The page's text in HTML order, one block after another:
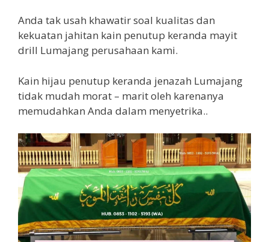
Anda tak usah khawatir soal kualitas dan
kekuatan jahitan kain penutup keranda mayit
drill Lumajang perusahaan kami.
Kain hijau penutup keranda jenazah Lumajang
tidak mudah morat – marit oleh karenanya
memudahkan Anda dalam menyetrika..